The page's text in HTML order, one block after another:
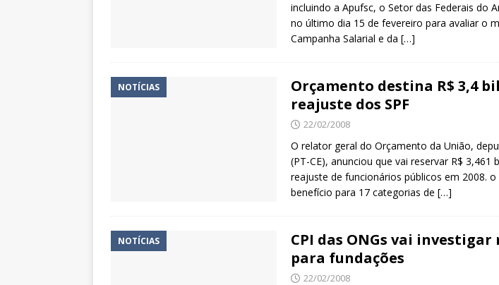
incluindo a Apufsc, o Setor das Federais do
no último dia 15 de fevereiro para avaliar o
Campanha Salarial e da […]
NOTÍCIAS
Orçamento destina R$ 3,4
reajuste dos SPF
22/02/2008
O relator geral do Orçamento da União,
(PT-CE), anunciou que vai reservar R$ 3,461
reajuste de funcionários públicos em 2008.
benefício para 17 categorias de […]
NOTÍCIAS
CPI das ONGs vai investigar
para fundações
22/02/2008